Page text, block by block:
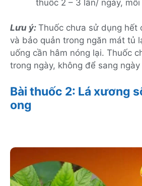
thuốc 2 – 3 lần/ ngày,
Lưu ý: Thuốc chưa sử dụng hết
và bảo quản trong ngăn mát tủ
uống cần hâm nóng lại. Thuốc
trong ngày, không để sang ngày
Bài thuốc 2: Lá xương
ong